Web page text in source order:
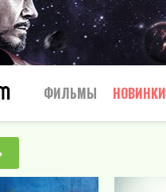
ФИЛЬМЫ НОВИНКИ